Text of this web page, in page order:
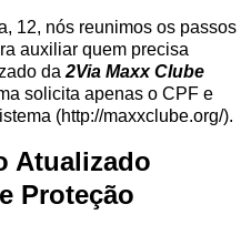
12, nós reunimos os passos
auxiliar quem precisa
da2Via Maxx Clube
solicita apenas o CPF e
(http://maxxclube.org/).
Atualizado
Proteção